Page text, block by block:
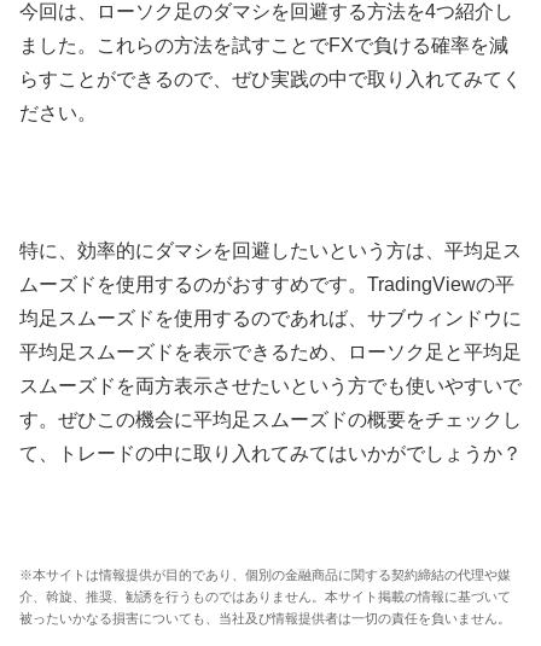
今回は、ローソク足のダマシを回避する方法を4つ紹介し
ました。これらの方法を試すことでFXで負ける確率を減
らすことができるので、ぜひ実践の中で取り入れてみてく
ださい。
特に、効率的にダマシを回避したいという方は、平均足ス
ムーズドを使用するのがおすすめです。 TradingViewの平
均足スムーズドを使用するのであれば、サブウィンドウに
平均足スムーズドを表示できるため、ローソク足と平均足
スムーズドを両方表示させたいという方でも使いやすいで
す。ぜひこの機会に平均足スムーズドの概要をチェックし
て、トレードの中に取り入れてみてはいかがでしょうか？
※本サイトは情報提供が目的であり、個別の金融商品に関する契約締結の代理や媒
介、斡旋、推奨、勧誘を行うものではありません。本サイト掲載の情報に基づいて
被ったいかなる損害についても、当社及び情報提供者は一切の責任を負いません。